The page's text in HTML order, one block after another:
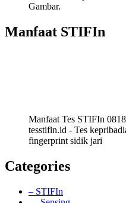
Gambar.
Manfaat STIFIn
Manfaat Tes STIFIn
tesstifin.id - Tes
fingerprint sidik jari
Categories
– STIFIn